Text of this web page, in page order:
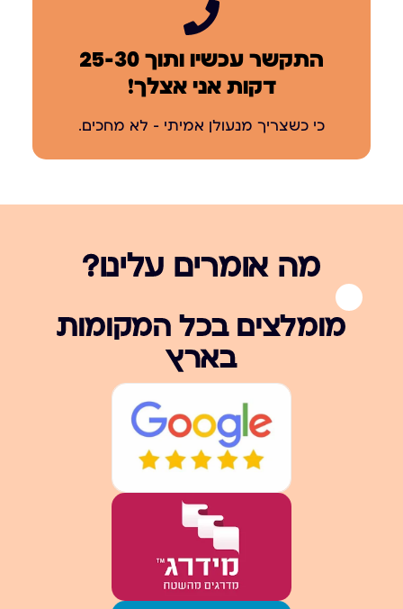
התקשר עכשיו ותוך 25-30
דקות אני אצלך!
כי כשצריך מנעולן אמיתי – לא מחכים.
מה אומרים עלינו?
מומלצים בכל המקומות
בארץ